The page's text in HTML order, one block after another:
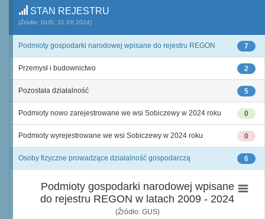
STAN REJESTRU
(Źródło: GUS, 31.XII.2024)
7
Podmioty gospodarki narodowej wpisane do rejestru REGON
2
Przemysł i budownictwo
5
Pozostała działalność
0
Podmioty nowo zarejestrowane we wsi Sobiczewy w 2024 roku
0
Podmioty wyrejestrowane we wsi Sobiczewy w 2024 roku
6
Osoby fizyczne prowadzące działalność gospodarczą
Podmioty gospodarki narodowej wpisane
do rejestru REGON w latach 2009 - 2024
(Źródło: GUS)